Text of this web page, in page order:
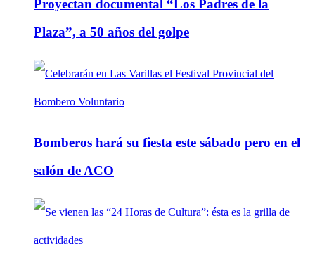
Proyectan documental “Los Padres de la
Plaza”, a 50 años del golpe
Bomberos hará su fiesta este sábado pero en el
salón de ACO